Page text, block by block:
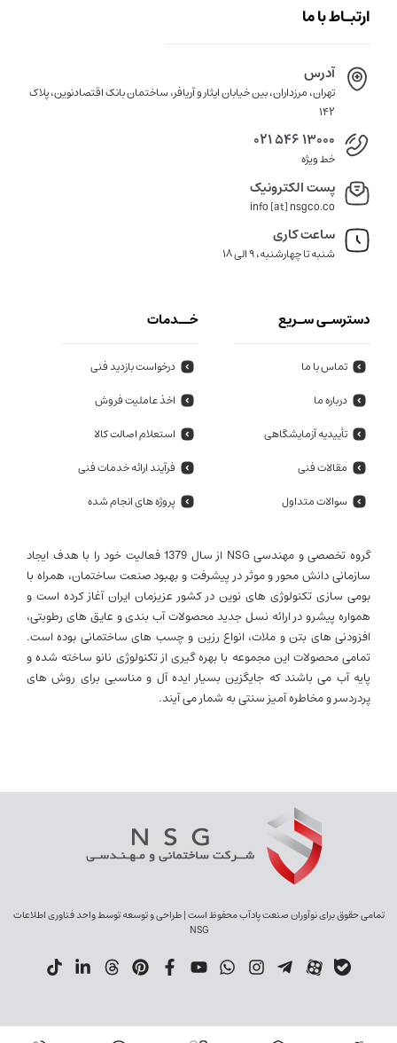
ارتبـاط با ما
آدرس
تهران، مرزداران، بین خیابان ایثار و آریافر، ساختمان بانک اقتصادنوین، پلاک
142
021 546 13000
خط ویژه
پست الکترونیک
info [at] nsgco.co
ساعت کاری
شنبه تا چهارشنبه، 9 الی 18
دسترسـی سـریع
تماس با ما
درباره ما
تأییدیه آزمایشگاهی
مقالات فنی
سوالات متداول
خــدمات
درخواست بازدید فنی
اخذ عاملیت فروش
استعلام اصالت کالا
فرآیند ارائه خدمات فنی
پروژه های انجام شده
گروه تخصصی و مهندسی NSG از سال 1379 فعالیت خود را با هدف ایجاد
سازمانی دانش محور و موثر در پیشرفت و بهبود صنعت ساختمان، همراه با
بومی سازی تکنولوژی های نوین در کشور عزیزمان ایران آغاز کرده است و
همواره پیشرو در ارائه نسل جدید محصولات آب بندی و عایق های رطوبتی،
افزودنی های بتن و ملات، انواع رزین و چسب های ساختمانی بوده است.
تمامی محصولات این مجموعه با بهره گیری از تکنولوژی نانو ساخته شده و
پایه آب می باشند که جایگزین بسیار ایده آل و مناسبی برای روش های
پردردسر و مخاطره آمیز سنتی به شمار می آیند.
تمامی حقوق برای نوآوران صنعت پادآب محفوظ است | طراحی و توسعه توسط واحد فناوری اطلاعات
NSG